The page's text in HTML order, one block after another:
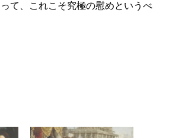
て、これこそ究極の慰めというべ